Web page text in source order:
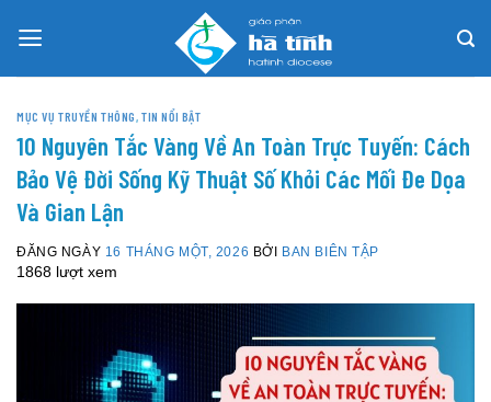
MỤC VỤ TRUYỀN THÔNG,TIN NỔI BẬT
10 Nguyên Tắc Vàng Về An Toàn Trực Tuyến: Cách
Bảo Vệ Đời Sống Kỹ Thuật Số Khỏi Các Mối Đe Dọa
Và Gian Lận
ĐĂNG NGÀY 16 THÁNG MỘT, 2026 BỞI BAN BIÊN TẬP
1868 lượt xem